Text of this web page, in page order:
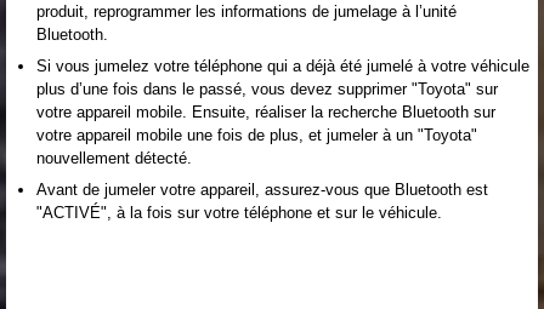
produit, reprogrammer les informations de jumelage à l’unité
Bluetooth.
Si vous jumelez votre téléphone qui a déjà été jumelé à votre véhicule
plus d’une fois dans le passé, vous devez supprimer "Toyota" sur
votre appareil mobile. Ensuite, réaliser la recherche Bluetooth sur
votre appareil mobile une fois de plus, et jumeler à un "Toyota"
nouvellement détecté.
Avant de jumeler votre appareil, assurez-vous que Bluetooth est
"ACTIVÉ", à la fois sur votre téléphone et sur le véhicule.